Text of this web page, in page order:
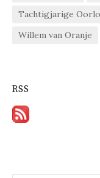
Tachtigjarige
Willem van Oranje
RSS